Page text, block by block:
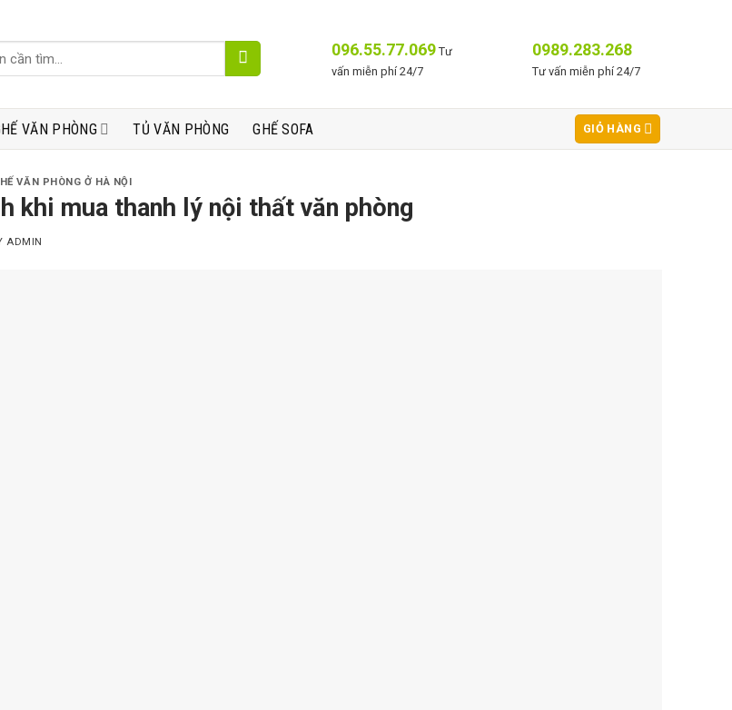
096.55.77.069 Tư
vấn miễn phí 24/7
0989.283.268
Tư vấn miễn phí 24/7
VĂN PHÒNG TỦ VĂN PHÒNG GHẾ SOFA GIỎ HÀNG
VĂN PHÒNG Ở HÀ NỘI
khi mua thanh lý nội thất văn phòng
ADMIN